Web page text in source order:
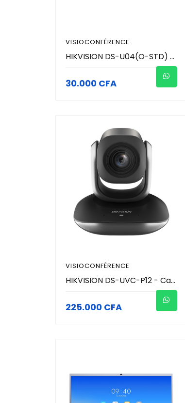
VISIOCONFÉRENCE
HIKVISION DS-U04(O-STD) - Webcam 4MP (2K) 2560 × 1440 - Microphone intégré avec un son clair
30.000 CFA
VISIOCONFÉRENCE
HIKVISION DS-UVC-P12 - Caméra de conférence Motorisé ( PTZ) avec micro intégré - Resolution 2MP
225.000 CFA